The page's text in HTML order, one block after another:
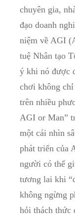
chuyên gia,
đạo doanh
niệm về AGI
tuệ Nhân tạo
ý khi nó được
chơi không
trên nhiều
AGI or Man”
một cái nhìn
phát triển của
người có thể
tương lai khi
không ngừng
hỏi thách thức